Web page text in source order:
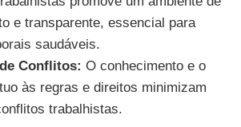
e transparente, essencial para
saudáveis.
Conflitos: O conhecimento e o
às regras e direitos minimizam
trabalhistas.